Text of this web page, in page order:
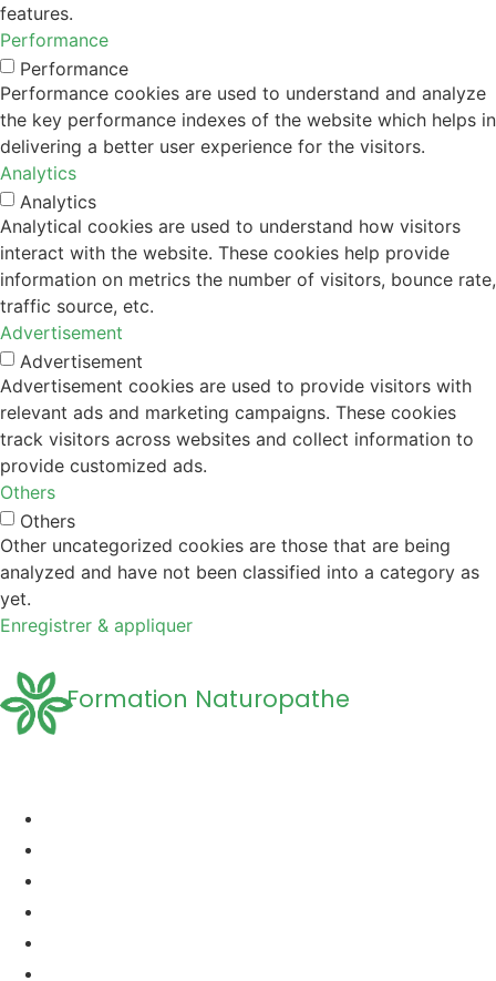
features.
Performance
Performance
Performance cookies are used to understand and analyze
the key performance indexes of the website which helps in
delivering a better user experience for the visitors.
Analytics
Analytics
Analytical cookies are used to understand how visitors
interact with the website. These cookies help provide
information on metrics the number of visitors, bounce rate,
traffic source, etc.
Advertisement
Advertisement
Advertisement cookies are used to provide visitors with
relevant ads and marketing campaigns. These cookies
track visitors across websites and collect information to
provide customized ads.
Others
Others
Other uncategorized cookies are those that are being
analyzed and have not been classified into a category as
yet.
Enregistrer & appliquer
Formation Naturopathe